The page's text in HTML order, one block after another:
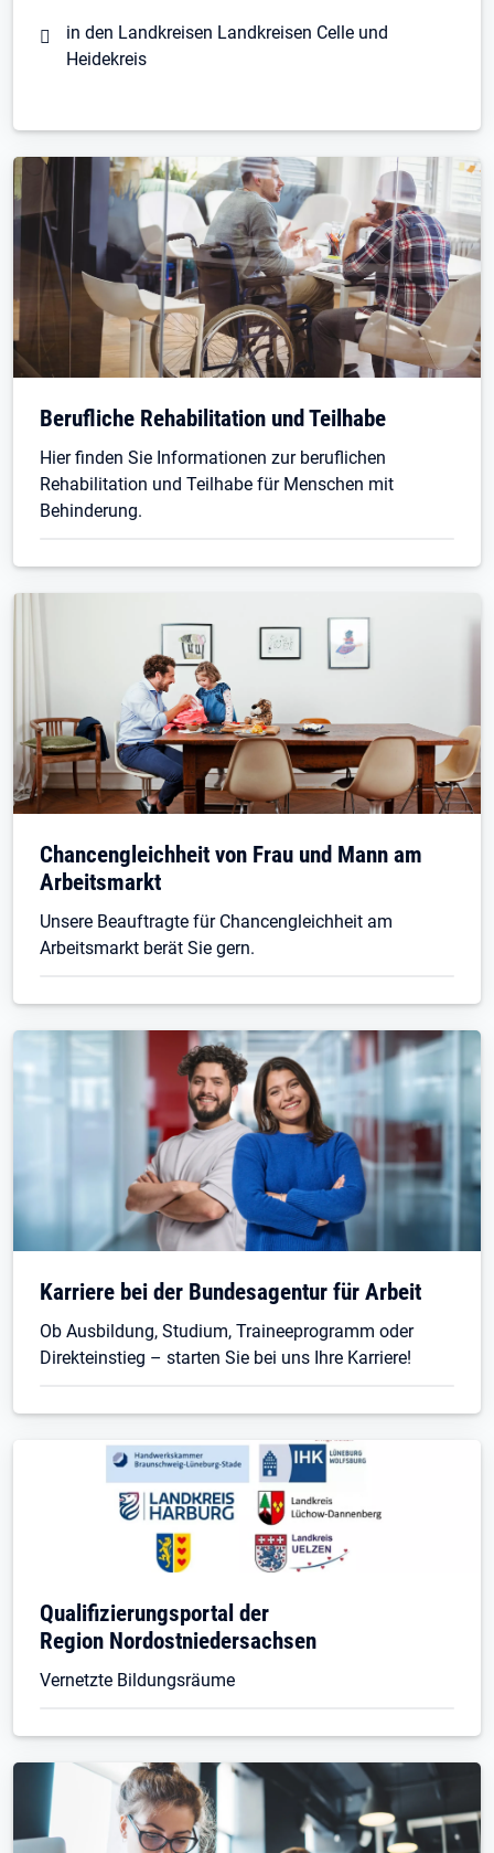
in den Landkreisen Landkreisen Celle und
Heidekreis
Öffnet in neuem Tab
Berufliche Rehabilitation und Teilhabe
Hier finden Sie Informationen zur beruflichen
Rehabilitation und Teilhabe für Menschen mit
Behinderung.
Öffnet in neuem Tab
Chancengleichheit von Frau und Mann am
Arbeitsmarkt
Unsere Beauftragte für Chancengleichheit am
Arbeitsmarkt berät Sie gern.
Öffnet in neuem Tab
Karriere bei der Bundesagentur für Arbeit
Ob Ausbildung, Studium, Traineeprogramm oder
Direkteinstieg – starten Sie bei uns Ihre Karriere!
Qualifizierungsportal der
Region Nordostniedersachsen
Vernetzte Bildungsräume